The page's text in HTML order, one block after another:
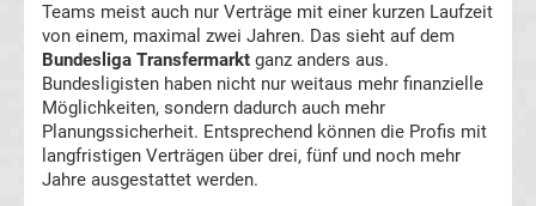
Borussia
Mönchengladbach
Transfergerüchte
Teams meist auch nur Verträge mit einer kurzen Laufzeit
von einem, maximal zwei Jahren. Das sieht auf dem
Bundesliga Transfermarkt ganz anders aus.
Bundesligisten haben nicht nur weitaus mehr finanzielle
Möglichkeiten, sondern dadurch auch mehr
Planungssicherheit. Entsprechend können die Profis mit
langfristigen Verträgen über drei, fünf und noch mehr
Jahre ausgestattet werden.